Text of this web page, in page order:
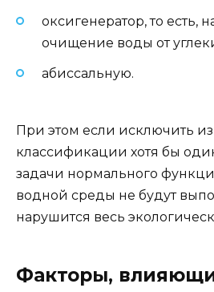
оксигенератор, то есть,
очищение воды от
абиссальную.
При этом если исключить
классификации хотя бы
задачи нормального
водной среды не будут
нарушится весь
Факторы,